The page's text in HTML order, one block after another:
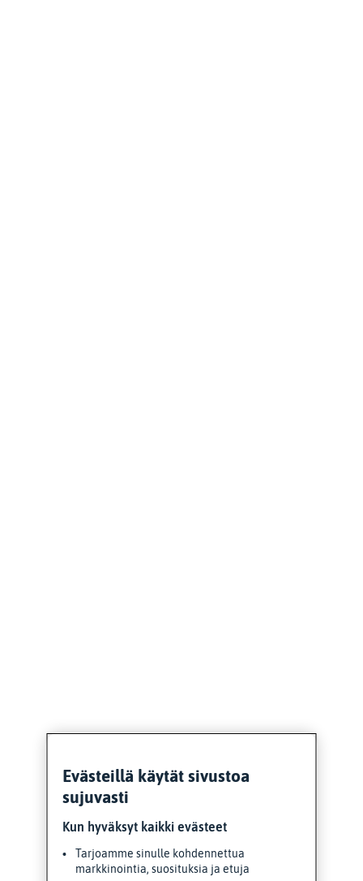
Evästeillä käytät sivustoa
sujuvasti
Kun hyväksyt kaikki evästeet
Tarjoamme sinulle kohdennettua
markkinointia, suosituksia ja etuja